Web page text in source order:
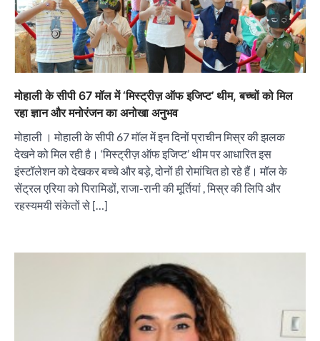
मोहाली के सीपी 67 मॉल में ‘मिस्ट्रीज़ ऑफ इजिप्ट’ थीम, बच्चों को मिल
रहा ज्ञान और मनोरंजन का अनोखा अनुभव
मोहाली । मोहाली के सीपी 67 मॉल में इन दिनों प्राचीन मिस्र की झलक
देखने को मिल रही है। ‘मिस्ट्रीज़ ऑफ इजिप्ट’ थीम पर आधारित इस
इंस्टॉलेशन को देखकर बच्चे और बड़े, दोनों ही रोमांचित हो रहे हैं। मॉल के
सेंट्रल एरिया को पिरामिडों, राजा-रानी की मूर्तियां , मिस्र की लिपि और
रहस्यमयी संकेतों से […]